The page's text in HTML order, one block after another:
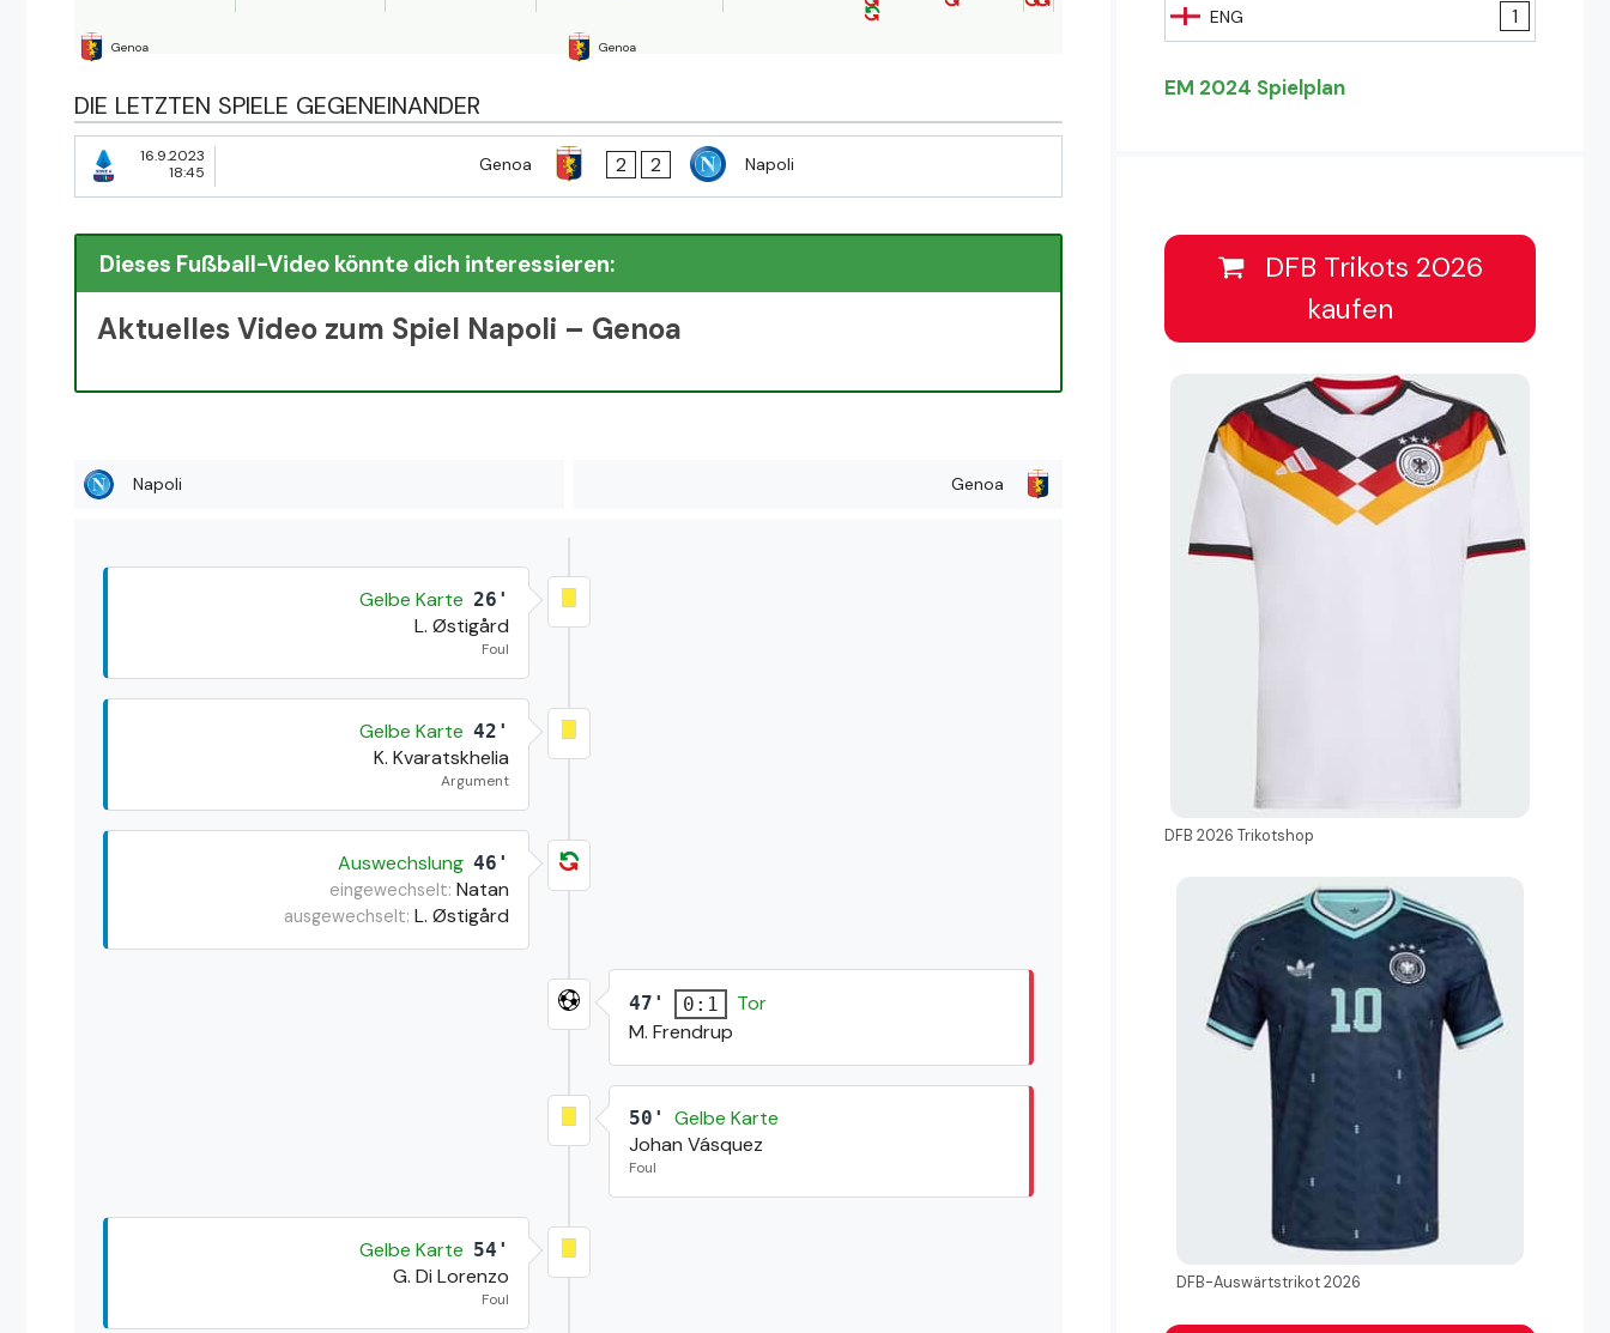
Genoa Genoa
DIE LETZTEN SPIELE GEGENEINANDER
16.9.2023
18:45
Genoa 2 2 Napoli
Dieses Fußball-Video könnte dich interessieren:
Aktuelles Video zum Spiel Napoli – Genoa
Napoli Genoa
Gelbe Karte 26'
L. Østigård
Foul
Gelbe Karte 42'
K. Kvaratskhelia
Argument
Auswechslung 46'
eingewechselt: Natan
ausgewechselt: L. Østigård
47' 0:1
Tor
M. Frendrup
50'
Gelbe Karte
Johan Vásquez
Foul
Gelbe Karte 54'
G. Di Lorenzo
Foul
ENG
1
EM 2024 Spielplan
DFB Trikots 2026
kaufen
DFB 2026 Trikotshop
DFB-Auswärtstrikot 2026